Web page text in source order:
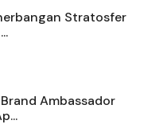
Stratosfer
Ambassador